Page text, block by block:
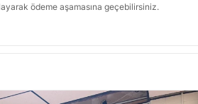
ödeme aşamasına geçebilirsiniz.